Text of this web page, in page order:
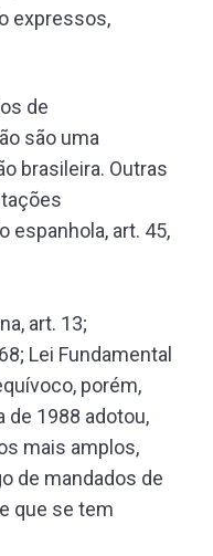
expressos,
de
são uma
brasileira. Outras
espanhola, art. 45,
art. 13;
Lei Fundamental
porém,
de 1988 adotou,
mais amplos,
de mandados de
que se tem